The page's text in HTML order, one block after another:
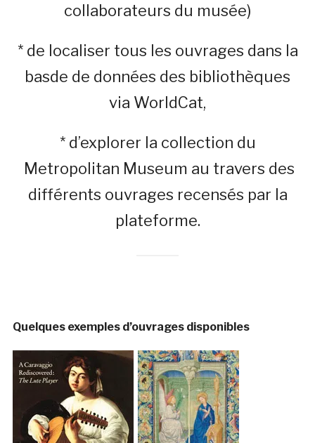
collaborateurs du musée)
* de localiser tous les ouvrages dans la
basde de données des bibliothèques
via WorldCat,
* d’explorer la collection du
Metropolitan Museum au travers des
différents ouvrages recensés par la
plateforme.
Quelques exemples d’ouvrages disponibles